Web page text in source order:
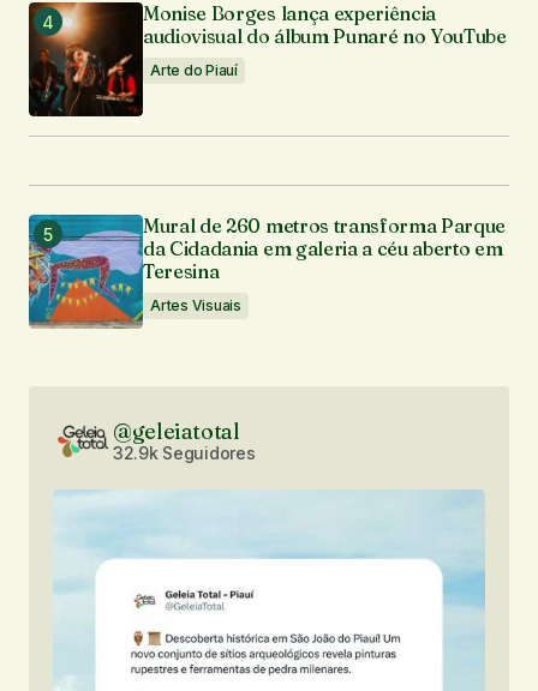
Monise Borges lança experiência
audiovisual do álbum Punaré no YouTube
Arte do Piauí
Mural de 260 metros transforma Parque
da Cidadania em galeria a céu aberto em
Teresina
Artes Visuais
@geleiatotal
32.9k Seguidores